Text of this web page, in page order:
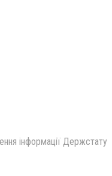
інформації Держстату